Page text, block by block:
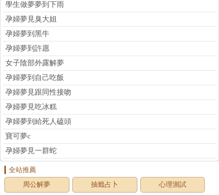
學生做夢夢到下雨
孕婦夢見臭大姐
孕婦夢到黑牛
孕婦夢到許愿
女子陰部外露解夢
孕婦夢到自己吃飯
孕婦夢見跟同性接吻
孕婦夢見吃冰糕
孕婦夢到給死人磕頭
寶可夢c
孕婦夢見一群蛇
全站推薦
周公解夢
抽籤占卜 心理測試